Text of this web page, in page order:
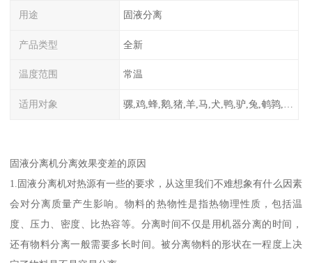
用途 固液分离
产品类型 全新
温度范围 常温
适用对象 骡,鸡,蜂,鹅,猪,羊,马,犬,鸭,驴,兔,鹌鹑,牛,鸽
固液分离机分离效果变差的原因
1.固液分离机对热源有一些的要求，从这里我们不难想象有什么因素
会对分离质量产生影响。物料的热物性是指热物理性质，包括温
度、压力、密度、比热容等。分离时间不仅是用机器分离的时间，
还有物料分离一般需要多长时间。被分离物料的形状在一程度上决